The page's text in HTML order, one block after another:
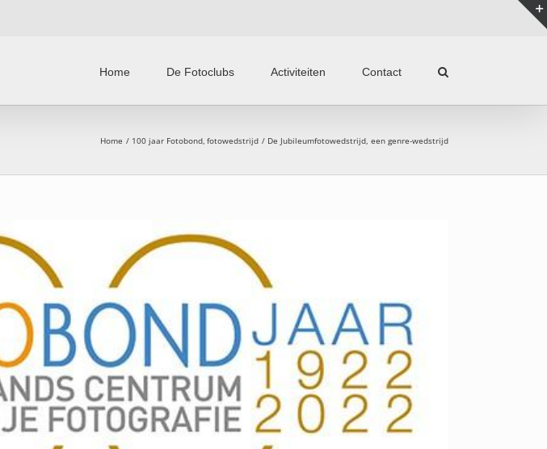
Home De Fotoclubs Activiteiten Contact
Home 100 jaar Fotobond fotowedstrijd De Jubileumfotowedstrijd, een genre-wedstrijd